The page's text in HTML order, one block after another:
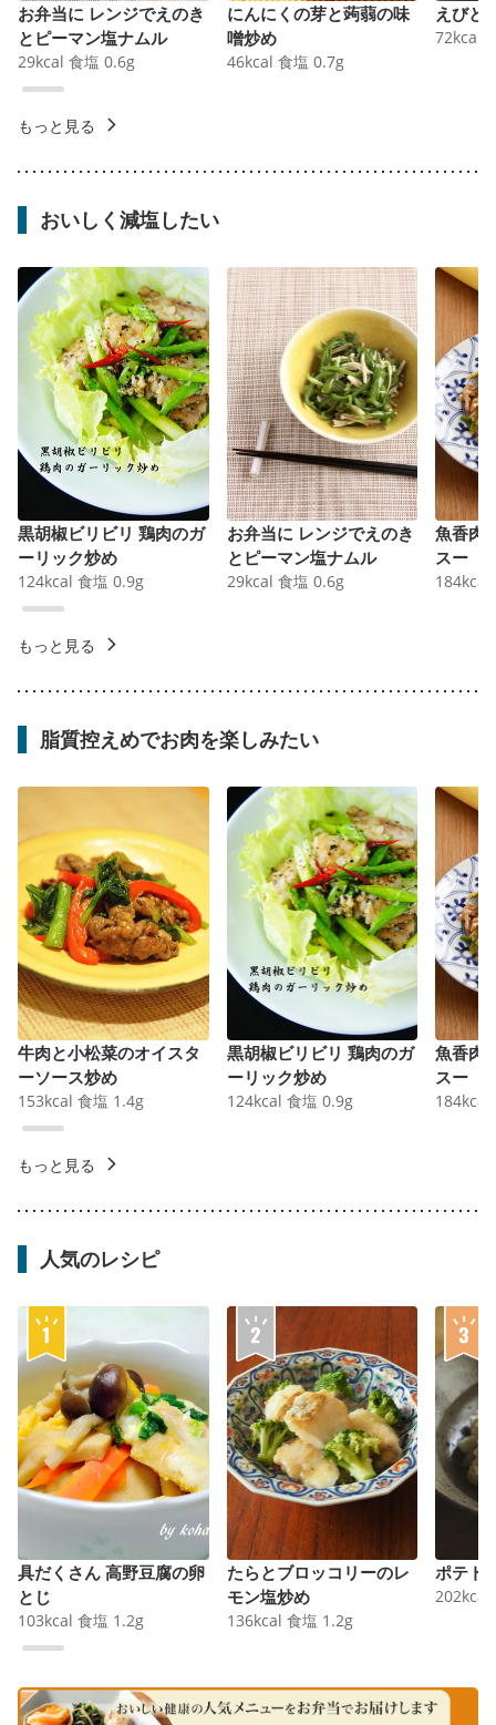
お弁当に レンジでえのき
とピーマン塩ナムル
29kcal 食塩 0.6g
にんにくの芽と蒟蒻の味
噌炒め
46kcal 食塩 0.7g
えびと
72kcal
もっと見る
おいしく減塩したい
黒胡椒ビリビリ 鶏肉のガ
ーリック炒め
124kcal 食塩 0.9g
お弁当に レンジでえのき
とピーマン塩ナムル
29kcal 食塩 0.6g
魚香肉
スー
184kcal
もっと見る
脂質控えめでお肉を楽しみたい
牛肉と小松菜のオイスタ
ーソース炒め
153kcal 食塩 1.4g
黒胡椒ビリビリ 鶏肉のガ
ーリック炒め
124kcal 食塩 0.9g
魚香肉
スー
184kcal
もっと見る
人気のレシピ
具だくさん 高野豆腐の卵
とじ
103kcal 食塩 1.2g
たらとブロッコリーのレ
モン塩炒め
136kcal 食塩 1.2g
ポテト
202kcal